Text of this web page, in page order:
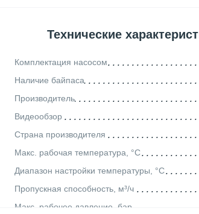
Технические
Комплектация насосом
Наличие байпаса
Производитель
Видеообзор
Страна производителя
Макс. рабочая температура, °С
Диапазон настройки температуры, °С
Пропускная способность, м³/ч
Макс. рабочее давление, бар